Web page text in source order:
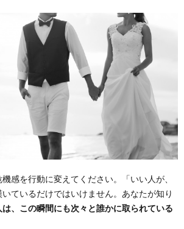
感を行動に変えてください。「いい人が、
ているだけではいけません。あなたが知り
、この瞬間にも次々と誰かに取られている